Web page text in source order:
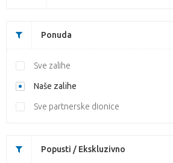
Ponuda
Sve zalihe
Naše zalihe
Sve partnerske dionice
Popusti / Ekskluzivno